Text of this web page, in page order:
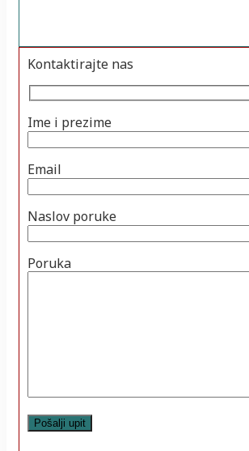
Kontaktirajte nas
Ime i prezime
Email
Naslov poruke
Poruka